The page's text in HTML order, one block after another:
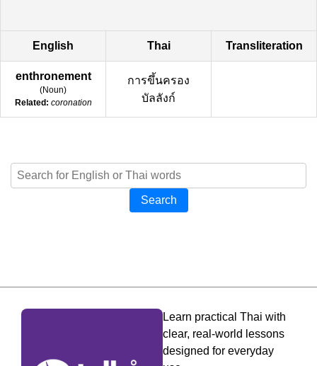
English Thai Transliteration
enthronement
(Noun)
Related: coronation
การขึ้นครอง
บัลลังก์
Search
Learn practical Thai with
clear, real-world lessons
designed for everyday